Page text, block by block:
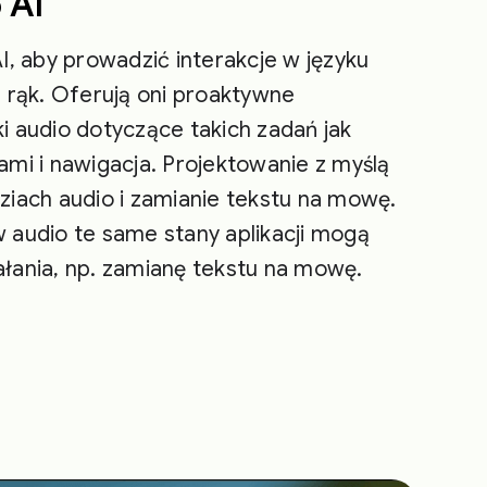
aby prowadzić interakcje w języku
rąk. Oferują oni proaktywne
audio dotyczące takich zadań jak
i nawigacja. Projektowanie z myślą
audio i zamianie tekstu na mowę.
audio te same stany aplikacji mogą
np. zamianę tekstu na mowę.